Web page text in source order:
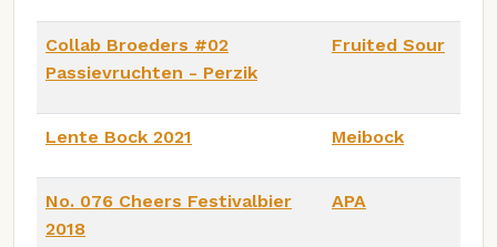
Collab Broeders #02
Passievruchten - Perzik
Fruited Sour
Lente Bock 2021 Meibock
No. 076 Cheers Festivalbier
2018
APA